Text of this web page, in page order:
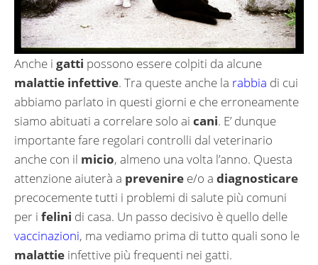
Anche i gatti possono essere colpiti da alcune
malattie infettive. Tra queste anche la rabbia di cui
abbiamo parlato in questi giorni e che erroneamente
siamo abituati a correlare solo ai cani. E’ dunque
importante fare regolari controlli dal veterinario
anche con il micio, almeno una volta l’anno. Questa
attenzione aiuterà a prevenire e/o a diagnosticare
precocemente tutti i problemi di salute più comuni
per i felini di casa. Un passo decisivo è quello delle
vaccinazioni, ma vediamo prima di tutto quali sono le
malattie infettive più frequenti nei gatti.